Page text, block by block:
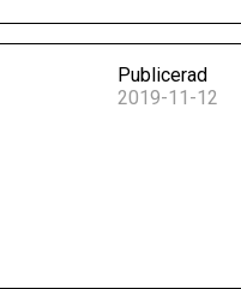
Publicerad
2019-11-12